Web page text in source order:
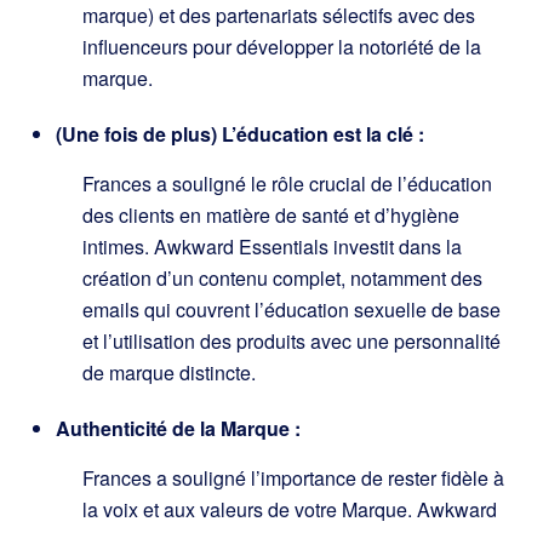
marque) et des partenariats sélectifs avec des
influenceurs pour développer la notoriété de la
marque.
(Une fois de plus) L’éducation est la clé :
Frances a souligné le rôle crucial de l’éducation
des clients en matière de santé et d’hygiène
intimes. Awkward Essentials investit dans la
création d’un contenu complet, notamment des
emails qui couvrent l’éducation sexuelle de base
et l’utilisation des produits avec une personnalité
de marque distincte.
Authenticité de la Marque :
Frances a souligné l’importance de rester fidèle à
la voix et aux valeurs de votre Marque. Awkward